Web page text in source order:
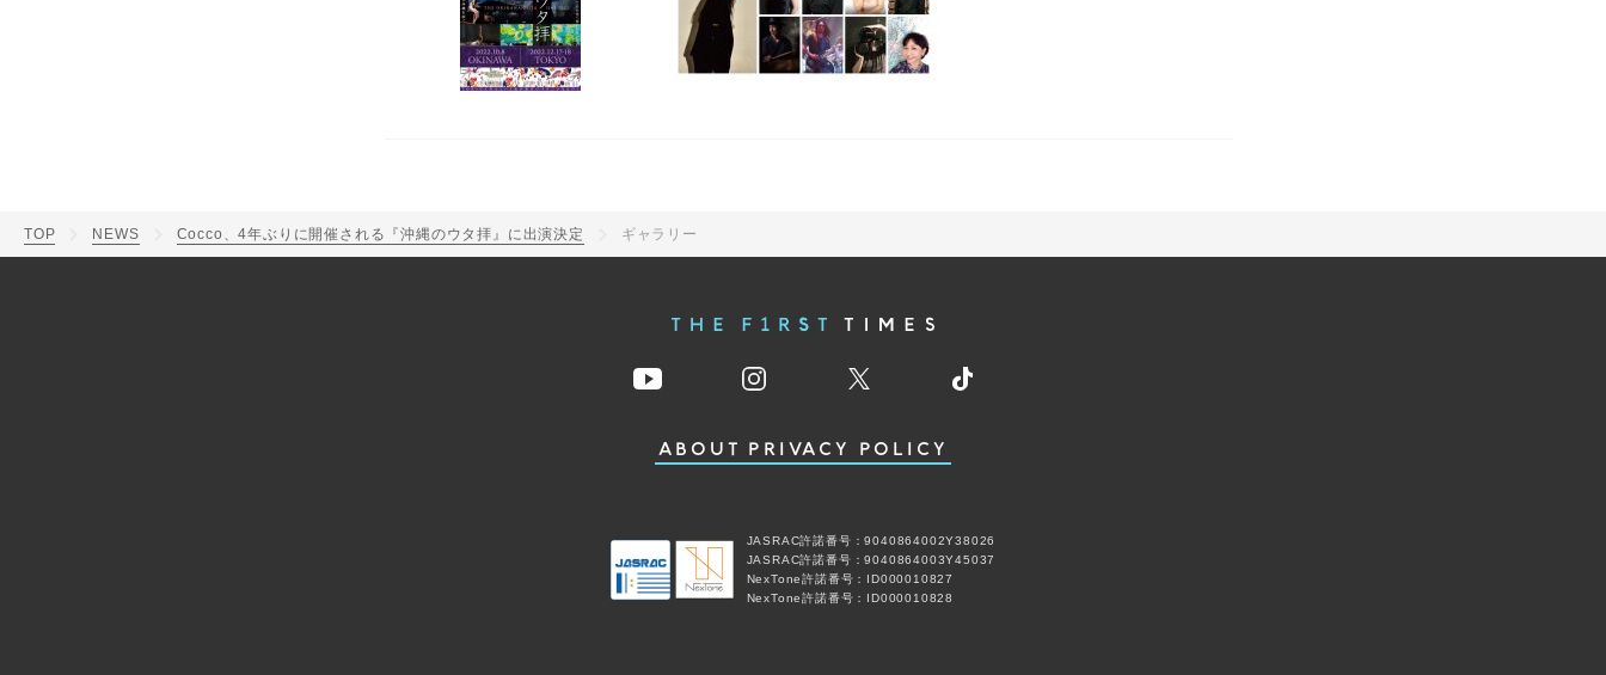
TOP NEWS Cocco、4年ぶりに開催される『沖縄のウタ拝』に出演決定 ギャラリー
ABOUT PRIVACY POLICY
JASRAC許諾番号：9040864002Y38026
JASRAC許諾番号：9040864003Y45037
NexTone許諾番号：ID000010827
NexTone許諾番号：ID000010828